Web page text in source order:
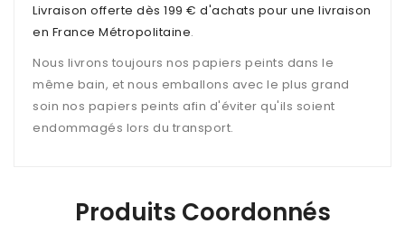
Livraison offerte dès 199 € d'achats pour une livraison
en France Métropolitaine.
Nous livrons toujours nos papiers peints dans le
même bain, et nous emballons avec le plus grand
soin nos papiers peints afin d'éviter qu'ils soient
endommagés lors du transport.
Produits Coordonnés